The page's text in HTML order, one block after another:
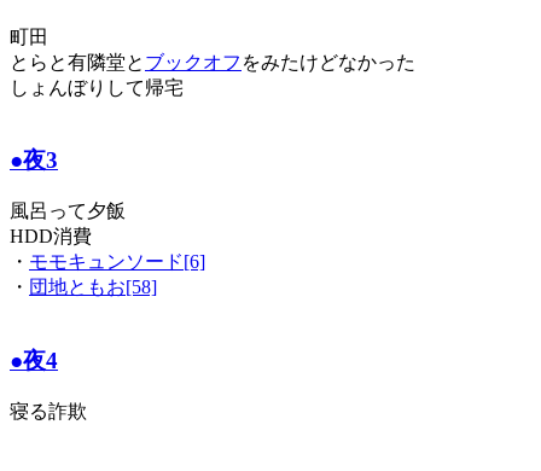
町田
とらと有隣堂と ブックオフ をみたけどなかった
しょんぼりして帰宅
●夜3
風呂って夕飯
HDD消費
・ モモキュンソード[6]
・ 団地ともお[58]
●夜4
寝る詐欺